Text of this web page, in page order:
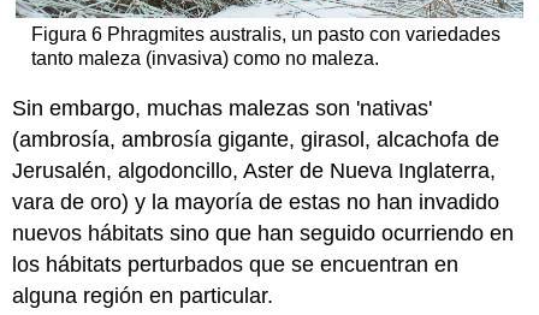
Figura 6 Phragmites australis, un pasto con variedades
tanto maleza (invasiva) como no maleza.
Sin embargo, muchas malezas son 'nativas'
(ambrosía, ambrosía gigante, girasol, alcachofa de
Jerusalén, algodoncillo, Aster de Nueva Inglaterra,
vara de oro) y la mayoría de estas no han invadido
nuevos hábitats sino que han seguido ocurriendo en
los hábitats perturbados que se encuentran en
alguna región en particular.